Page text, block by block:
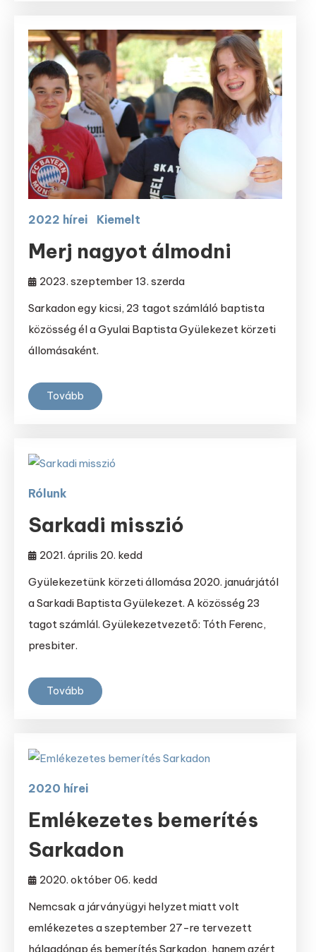
2022 hírei Kiemelt
Merj nagyot álmodni
2023. szeptember 13. szerda
Sarkadon egy kicsi, 23 tagot számláló baptista
közösség él a Gyulai Baptista Gyülekezet körzeti
állomásaként.
Tovább
Rólunk
Sarkadi misszió
2021. április 20. kedd
Gyülekezetünk körzeti állomása 2020. januárjától
a Sarkadi Baptista Gyülekezet. A közösség 23
tagot számlál. Gyülekezetvezető: Tóth Ferenc,
presbiter.
Tovább
2020 hírei
Emlékezetes bemerítés
Sarkadon
2020. október 06. kedd
Nemcsak a járványügyi helyzet miatt volt
emlékezetes a szeptember 27-re tervezett
hálaadónap és bemerítés Sarkadon, hanem azért